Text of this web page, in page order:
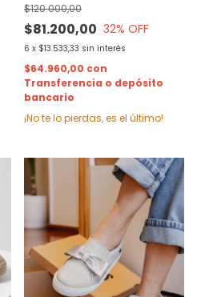
$81.200,00
$120.000,00
32% OFF
6 x $13.533,33 sin interés
$64.960,00 con
Transferencia o depósito
bancario
¡No te lo pierdas, es el último!